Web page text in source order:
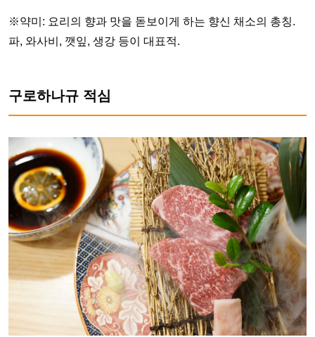
※약미: 요리의 향과 맛을 돋보이게 하는 향신 채소의 총칭.
파, 와사비, 깻잎, 생강 등이 대표적.
구로하나규 적심